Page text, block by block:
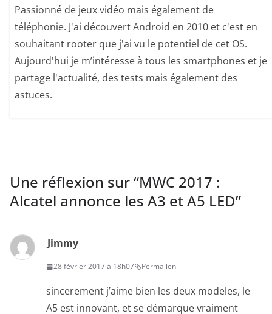
Passionné de jeux vidéo mais également de
téléphonie. J'ai découvert Android en 2010 et c'est en
souhaitant rooter que j'ai vu le potentiel de cet OS.
Aujourd'hui je m’intéresse à tous les smartphones et je
partage l'actualité, des tests mais également des
astuces.
Une réflexion sur “MWC 2017 :
Alcatel annonce les A3 et A5 LED”
Jimmy
28 février 2017 à 18h07 Permalien
sincerement j’aime bien les deux modeles, le
A5 est innovant, et se démarque vraiment